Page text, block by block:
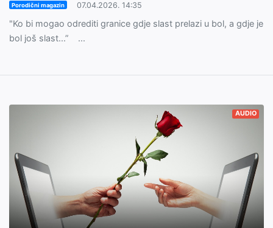
Porodični magazin 07.04.2026. 14:35
"Ko bi mogao odrediti granice gdje slast prelazi u bol, a gdje je
bol još slast...” ...
AUDIO